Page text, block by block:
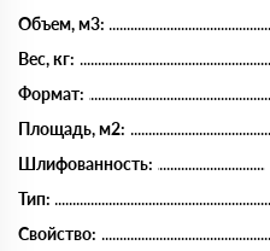
Объем, м3:
Вес, кг:
Формат:
Площадь, м2:
Шлифованность:
Тип:
Свойство: